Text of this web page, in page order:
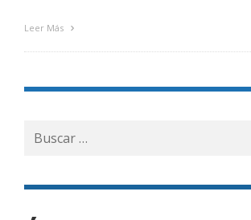
Leer Más
Buscar
por: